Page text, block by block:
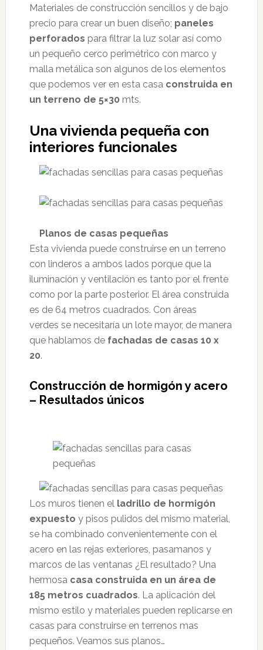
Materiales de construcción sencillos y de bajo
precio para crear un buen diseño; paneles
perforados para filtrar la luz solar así como
un pequeño cerco perimétrico con marco y
malla metálica son algunos de los elementos
que podemos ver en esta casa construida en
un terreno de 5×30 mts.
Una vivienda pequeña con
interiores funcionales
Planos de casas pequeñas
Esta vivienda puede construirse en un terreno
con linderos a ambos lados porque que la
iluminación y ventilación es tanto por el frente
como por la parte posterior. El área construida
es de 64 metros cuadrados. Con áreas
verdes se necesitaría un lote mayor, de manera
que hablamos de fachadas de casas 10 x
20.
Construcción de hormigón y acero
– Resultados únicos
Los muros tienen el ladrillo de hormigón
expuesto y pisos pulidos del mismo material,
se ha combinado convenientemente con el
acero en las rejas exteriores, pasamanos y
marcos de las ventanas ¿El resultado? Una
hermosa casa construida en un área de
185 metros cuadrados. La aplicación del
mismo estilo y materiales pueden replicarse en
casas para construirse en terrenos mas
pequeños. Veamos sus planos…